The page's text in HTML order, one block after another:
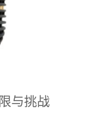
与挑战